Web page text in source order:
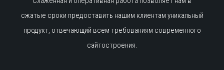
сжатые сроки предоставить нашим клиентам уникальный
продукт, отвечающий всем требованиям современного
сайтостроения.